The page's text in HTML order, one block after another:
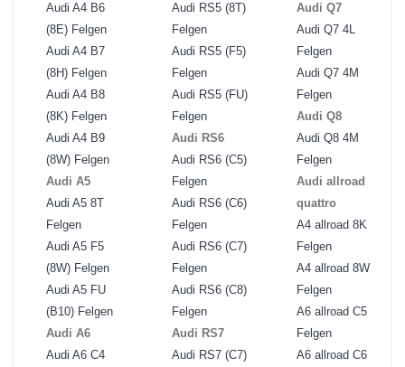
Audi A4 B6
(8E) Felgen
Audi A4 B7
(8H) Felgen
Audi A4 B8
(8K) Felgen
Audi A4 B9
(8W) Felgen
Audi A5
Audi A5 8T
Felgen
Audi A5 F5
(8W) Felgen
Audi A5 FU
(B10) Felgen
Audi A6
Audi A6 C4
Audi RS5 (8T)
Felgen
Audi RS5 (F5)
Felgen
Audi RS5 (FU)
Felgen
Audi RS6
Audi RS6 (C5)
Felgen
Audi RS6 (C6)
Felgen
Audi RS6 (C7)
Felgen
Audi RS6 (C8)
Felgen
Audi RS7
Audi RS7 (C7)
Audi Q7
Audi Q7 4L
Felgen
Audi Q7 4M
Felgen
Audi Q8
Audi Q8 4M
Felgen
Audi allroad
quattro
A4 allroad 8K
Felgen
A4 allroad 8W
Felgen
A6 allroad C5
Felgen
A6 allroad C6